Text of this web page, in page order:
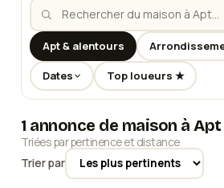
Apt & alentours
Dates Top loueurs ★
1 annonce de maison à Apt
Triées par pertinence et distance
Trier par